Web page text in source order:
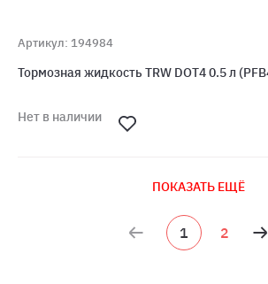
Артикул: 194984
Тормозная жидкость TRW DOT4 0.5 л
Нет в наличии
ПОКАЗАТЬ ЕЩЁ
1 2